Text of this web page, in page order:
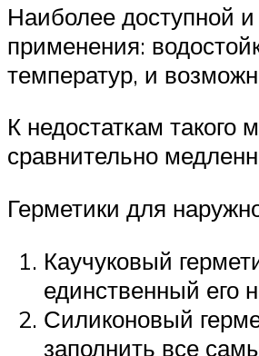
Наиболее доступной
применения:
температур, и
К недостаткам такого
сравнительно
Герметики для
Каучуковый
единственный его
Силиконовый
заполнить все